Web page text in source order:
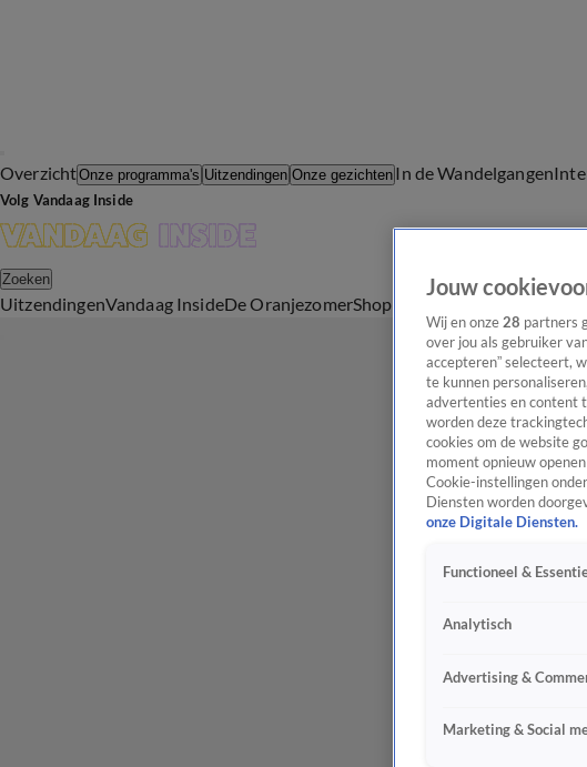
OverzichtOnze programma's Uitzendingen Onze gezichten In de Wandelgangen
Volg Vandaag Inside
Zoeken
UitzendingenVandaag InsideDe OranjezomerShop
Jouw
Wij en onze 28 partners
over jou als gebruiker
accepteren” selecteert,
te kunnen
advertenties en content
worden deze
cookies om de website
moment opnieuw
Cookie-instellingen
Diensten worden
onze Digitale Diensten.
Functioneel &
Analytisch
Advertising &
Marketing & Social